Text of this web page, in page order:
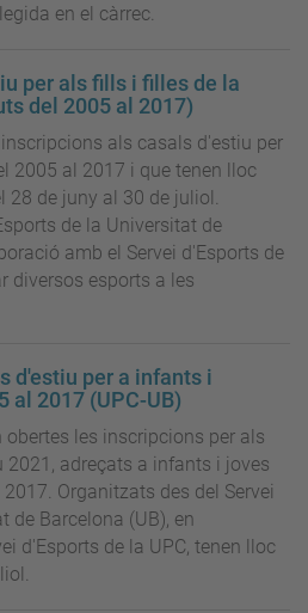
en el càrrec.
per als fills i filles de la
del 2005 al 2017)
als casals d'estiu per
2005 al 2017 i que tenen lloc
28 de juny al 30 de juliol.
de la Universitat de
amb el Servei d'Esports de
diversos esports a les
d'estiu per a infants i
al 2017 (UPC-UB)
obertes les inscripcions per als
2021, adreçats a infants i joves
Organitzats des del Servei
de Barcelona (UB), en
d'Esports de la UPC, tenen lloc